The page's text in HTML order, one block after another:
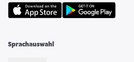
Sprachauswahl